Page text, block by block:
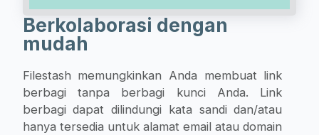
Berkolaborasi dengan
mudah
Filestash memungkinkan Anda membuat link
berbagi tanpa berbagi kunci Anda. Link
berbagi dapat dilindungi kata sandi dan/atau
hanya tersedia untuk alamat email atau domain